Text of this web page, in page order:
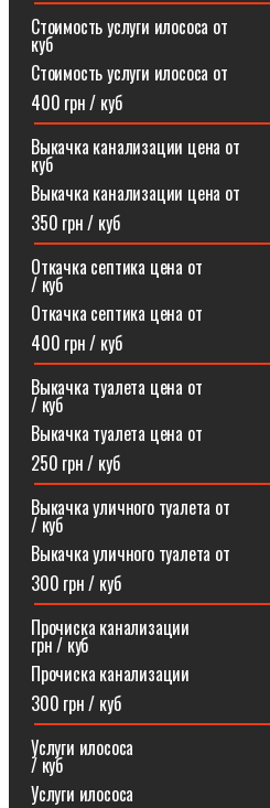
Стоимость услуги илососа
куб
Стоимость услуги илососа от
400 грн / куб
Выкачка канализации цена
куб
Выкачка канализации цена от
350 грн / куб
Откачка септика цена от
/ куб
Откачка септика цена от
400 грн / куб
Выкачка туалета цена от
/ куб
Выкачка туалета цена от
250 грн / куб
Выкачка уличного туалета
/ куб
Выкачка уличного туалета от
300 грн / куб
Прочиска
грн / куб
Прочиска канализации
300 грн / куб
Услуги
/ куб
Услуги илососа